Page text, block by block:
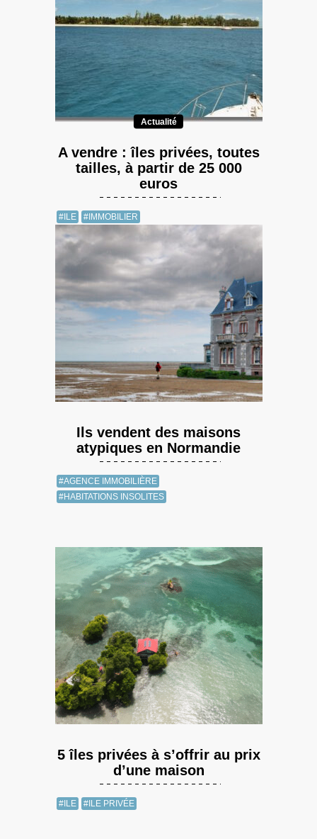
Actualité
A vendre : îles privées, toutes
tailles, à partir de 25 000
euros
#ILE #IMMOBILIER
Ils vendent des maisons
atypiques en Normandie
#AGENCE IMMOBILIÈRE
#HABITATIONS INSOLITES
5 îles privées à s’offrir au prix
d’une maison
#ILE #ILE PRIVÉE